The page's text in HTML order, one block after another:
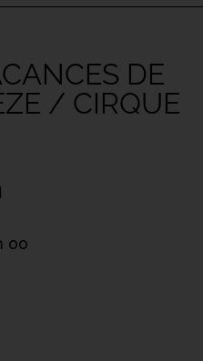
DE
/ CIRQUE
00